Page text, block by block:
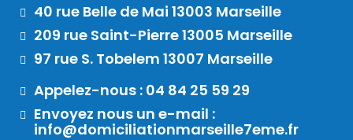
40 rue Belle de Mai 13003 Marseille
209 rue Saint-Pierre 13005 Marseille
97 rue S. Tobelem 13007 Marseille
Appelez-nous : 04 84 25 59 29
Envoyez nous un e-mail :
info@domiciliationmarseille7eme.fr